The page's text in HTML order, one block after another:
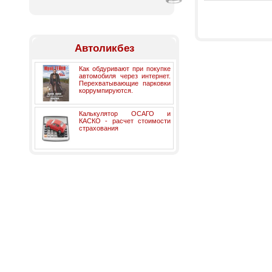
Автоликбез
Как обдуривают при покупке
автомобиля через интернет.
Перехватывающие парковки
коррумпируются.
Калькулятор ОСАГО и
КАСКО - расчет стоимости
страхования